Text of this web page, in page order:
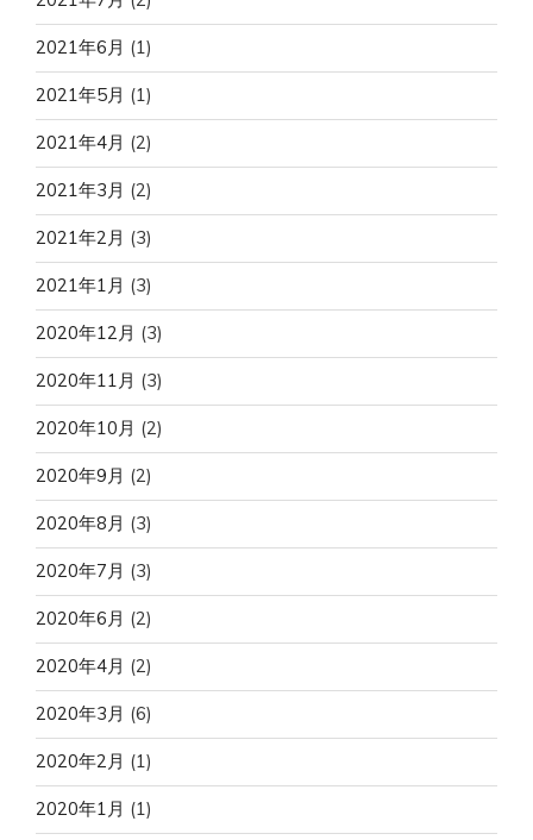
2021年6月 (1)
2021年5月 (1)
2021年4月 (2)
2021年3月 (2)
2021年2月 (3)
2021年1月 (3)
2020年12月 (3)
2020年11月 (3)
2020年10月 (2)
2020年9月 (2)
2020年8月 (3)
2020年7月 (3)
2020年6月 (2)
2020年4月 (2)
2020年3月 (6)
2020年2月 (1)
2020年1月 (1)